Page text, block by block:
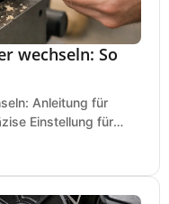
wechseln: So
Anleitung für
Einstellung für